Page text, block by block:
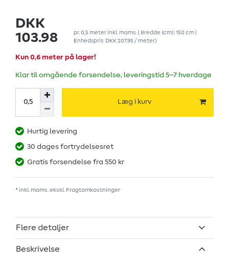
DKK
103.98
pr. 0,5 meterinkl. moms. ( Bredde (cm): 150 cm |
Enhedspris DKK 207.95 / meter)
Kun 0,6 meter på lager!
Klar til omgående forsendelse, leveringstid 5–7 hverdage
Læg i kurv
Hurtig levering
30 dages fortrydelsesret
Gratis forsendelse fra 550 kr
* inkl. moms. ekskl. Fragtomkostninger
Flere detaljer
Beskrivelse